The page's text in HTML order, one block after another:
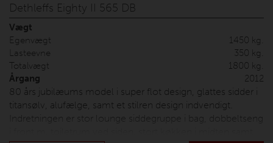
Dethleffs Eighty II 565 DB
Vægt
Egenvægt
1450 kg.
Lasteevne
350 kg.
Totalvægt
1800 kg.
Årgang
2012
80 års jubilæums model i super flot design, glattes sidder i
titansølv, alufælge, samt et stilren design indvendigt.
Indretningen er stor lounge siddegruppe i bag, dobbeltseng